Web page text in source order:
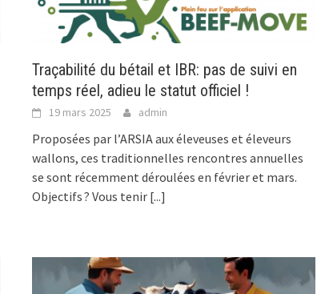
Traçabilité du bétail et IBR: pas de suivi en
temps réel, adieu le statut officiel !
19 mars 2025 admin
Proposées par l’ARSIA aux éleveuses et éleveurs
wallons, ces traditionnelles rencontres annuelles
se sont récemment déroulées en février et mars.
Objectifs ? Vous tenir [...]